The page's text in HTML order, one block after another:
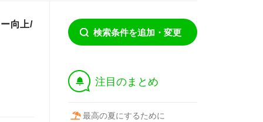
向上/
検索条件を追加・変更
† 注目のまとめ
最高の夏にするために